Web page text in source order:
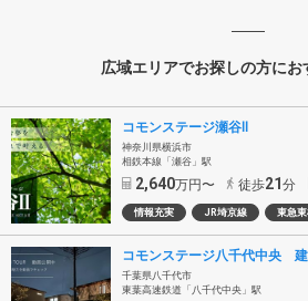
広域エリアでお探しの方にお
コモンステージ瀬谷Ⅱ
神奈川県横浜市
相鉄本線「瀬谷」駅
2,640万円〜 徒歩21 分
情報充実 JR埼京線 東急
コモンステージ八千代中央
千葉県八千代市
東葉高速鉄道「八千代中央」駅